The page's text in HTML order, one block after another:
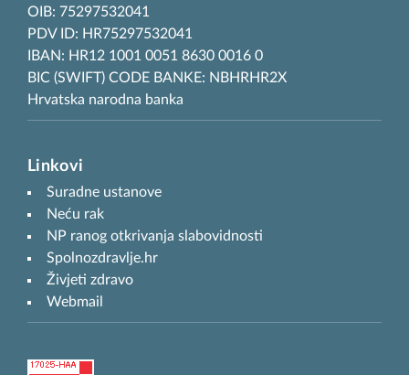
OIB: 75297532041
PDV ID: HR75297532041
IBAN: HR12 1001 0051 8630 0016 0
BIC (SWIFT) CODE BANKE: NBHRHR2X
Hrvatska narodna banka
Linkovi
Suradne ustanove
Neću rak
NP ranog otkrivanja slabovidnosti
Spolnozdravlje.hr
Živjeti zdravo
Webmail